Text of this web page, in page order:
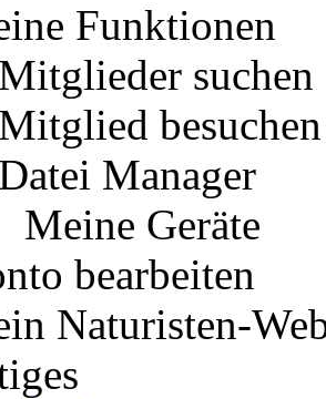
Funktionen
Mitglieder suchen
Mitglied besuchen
Datei Manager
Meine Geräte
bearbeiten
Naturisten-